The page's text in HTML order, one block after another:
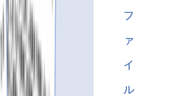
フ
ァ
イ
ル